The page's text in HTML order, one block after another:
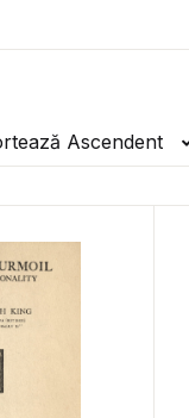
Ascendent